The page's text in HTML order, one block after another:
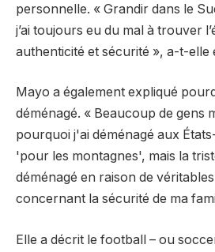
personnelle. « Grandir dans le
j’ai toujours eu du mal à trouver
authenticité et sécurité », a-t-elle
Mayo a également expliqué
déménagé. « Beaucoup de gens
pourquoi j'ai déménagé aux
'pour les montagnes', mais la
déménagé en raison de
concernant la sécurité de ma
Elle a décrit le football – ou